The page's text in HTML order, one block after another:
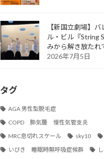
【新国立劇場】
ル・ビル『String
みから解き放たれ
2026年7月5日
タグ
AGA 男性型脱毛症
COPD 肺気腫 慢性気管支炎
MRC息切れスケール
sky10
いびき 睡眠時無呼吸症候群